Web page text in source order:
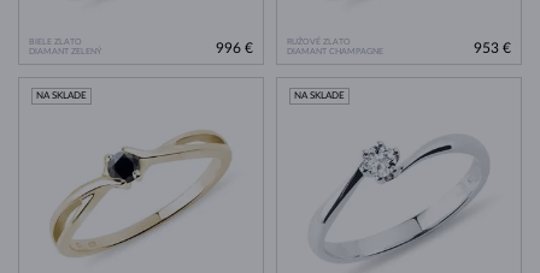
BIELE ZLATO
DIAMANT ZELENÝ
996 €
RUŽOVÉ ZLATO
DIAMANT CHAMPAGNE
953 €
NA SKLADE NA SKLADE